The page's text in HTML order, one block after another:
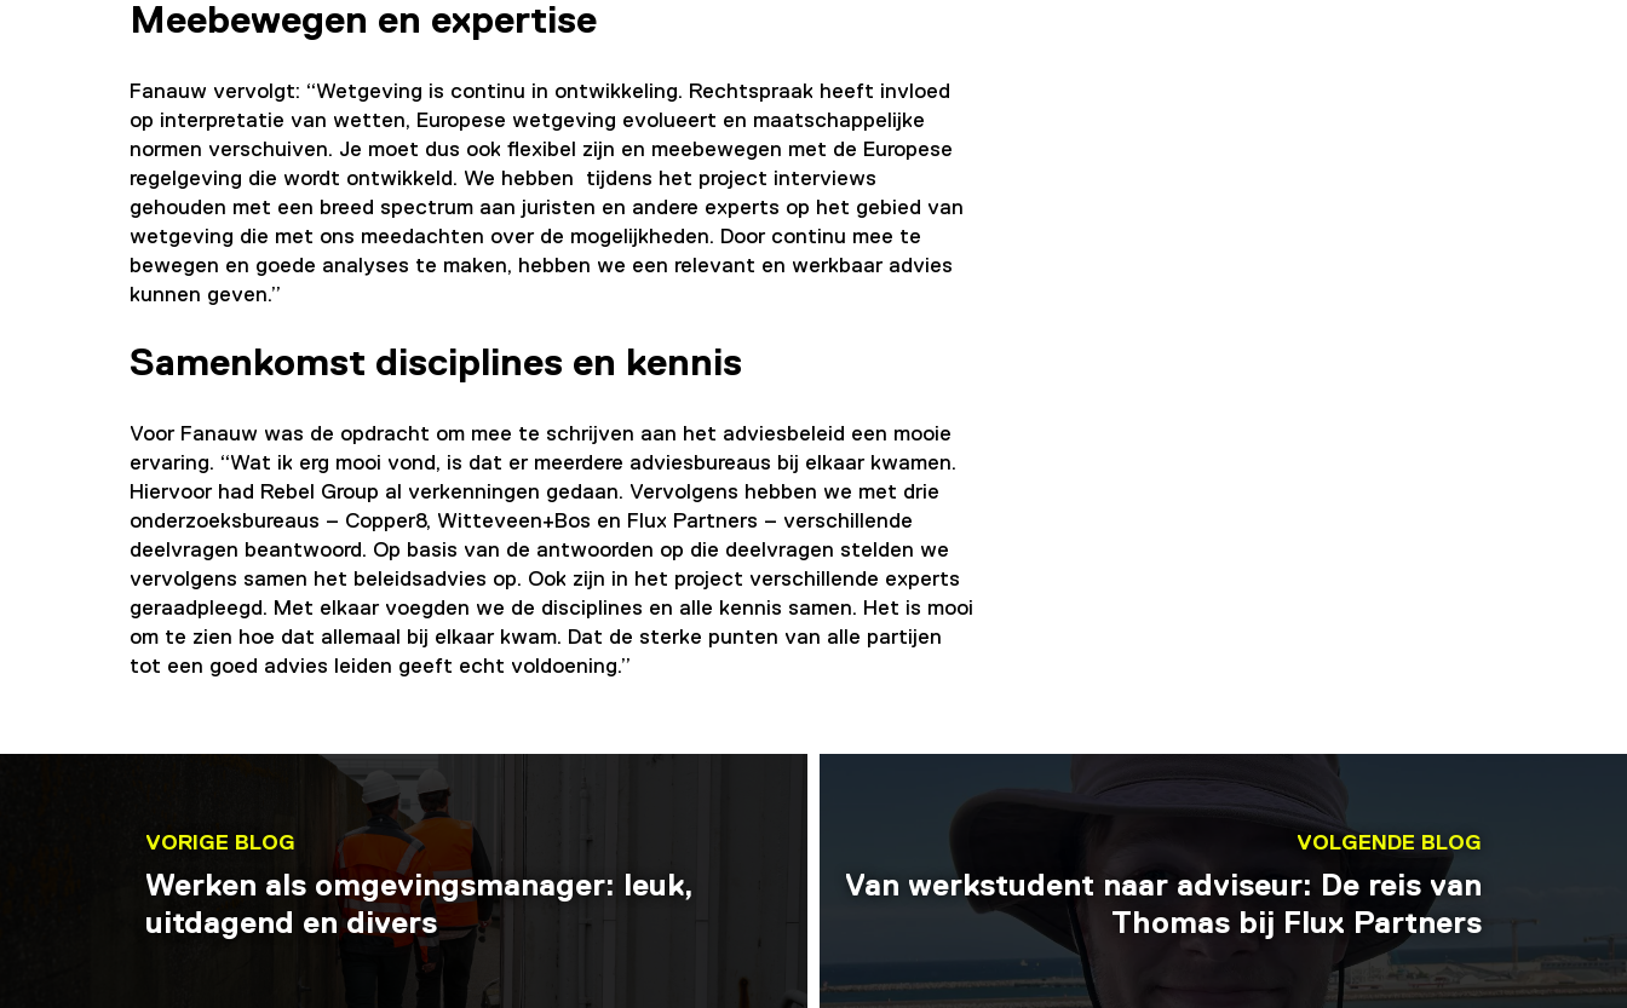
Meebewegen en expertise
Fanauw vervolgt: “Wetgeving is continu in ontwikkeling. Rechtspraak heeft invloed
op interpretatie van wetten, Europese wetgeving evolueert en maatschappelijke
normen verschuiven. Je moet dus ook flexibel zijn en meebewegen met de Europese
regelgeving die wordt ontwikkeld. We hebben tijdens het project interviews
gehouden met een breed spectrum aan juristen en andere experts op het gebied van
wetgeving die met ons meedachten over de mogelijkheden. Door continu mee te
bewegen en goede analyses te maken, hebben we een relevant en werkbaar advies
kunnen geven.”
Samenkomst disciplines en kennis
Voor Fanauw was de opdracht om mee te schrijven aan het adviesbeleid een mooie
ervaring. “Wat ik erg mooi vond, is dat er meerdere adviesbureaus bij elkaar kwamen.
Hiervoor had Rebel Group al verkenningen gedaan. Vervolgens hebben we met drie
onderzoeksbureaus – Copper8, Witteveen+Bos en Flux Partners – verschillende
deelvragen beantwoord. Op basis van de antwoorden op die deelvragen stelden we
vervolgens samen het beleidsadvies op. Ook zijn in het project verschillende experts
geraadpleegd. Met elkaar voegden we de disciplines en alle kennis samen. Het is mooi
om te zien hoe dat allemaal bij elkaar kwam. Dat de sterke punten van alle partijen
tot een goed advies leiden geeft echt voldoening.”
VORIGE BLOG
Werken als omgevingsmanager: leuk,
uitdagend en divers
VOLGENDE BLOG
Van werkstudent naar adviseur: De reis van
Thomas bij Flux Partners